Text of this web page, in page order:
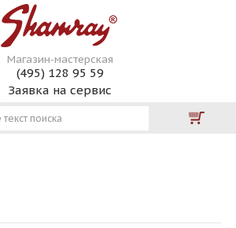
Магазин-мастерская
(495) 128 95 59
Заявка на сервис